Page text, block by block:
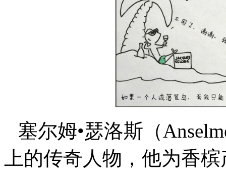
塞尔姆•瑟洛斯（
上的传奇人物，他为香